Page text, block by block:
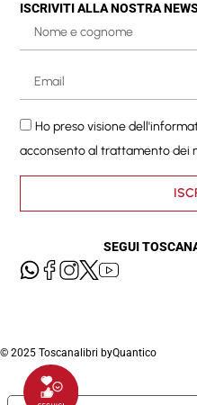
ISCRIVITI ALLA NOSTRA
Ho preso visione
acconsento al trattamento dei
SEGUI
© 2025 Toscanalibri byQuantico